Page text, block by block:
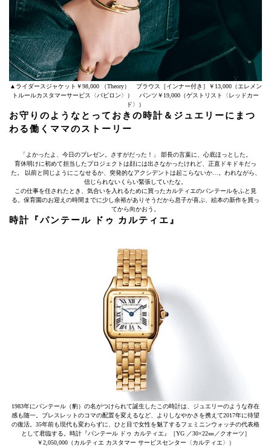
▲ライダースジャケット￥98,000 （Theory） ブラウス［インナー付き］￥13,000（エレメン
トルールカスタマーサービス〈バビロン〉） パンツ￥19,000（ゲストリスト〈レッドカー
ド〉）
お守りのようなとっておきの時計＆ジュエリーにまつ
わる働くママのストーリー
「よかったよ、今日のプレゼン。さすがだった！」 部長の言葉に、心底ほっとした。
育休明けに初めて担当したプロジェクトは顔には出さなかったけれど、正直ドキドキだっ
た。 以前と同じようにこなせるか、突発的なアクシデントは起こらないか…。われながら、
信じられないくらい緊張していたな。
この仕事を任されたとき、気合いを入れるために買ったカルティエのパンテールをふと見
る。保育園のお迎えの時間までに少し余裕がありそうだから息子が喜ぶ、絵本の新作を買っ
てから向かおう。
時計『パンテール ドゥ カルティエ』
1983年にパンテール（豹）の名がつけられて誕生したこの時計は、ジュエリーのような存在
感も随一。ブレスレットのコマの配置を変えるなど、よりしなやかさを携えて2017年に待望
の復活。35年前も現代も変わらずに、ひと目で女性を魅了するフェミニンウォッチの代表格
として君臨する。時計『パンテール ドゥ カルティエ』［YG ／30×22㎜／クオーツ］
￥2,050,000（カルティエ カスタマー サービスセンター〈カルティエ〉）